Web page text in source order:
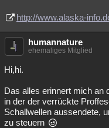
http://www.alaska-
humannature
ehemaliges Mitglied
Hi,hi.
Das alles erinnert mich an
in der der verrückte
Schallwellen aussendete,
zu steuern